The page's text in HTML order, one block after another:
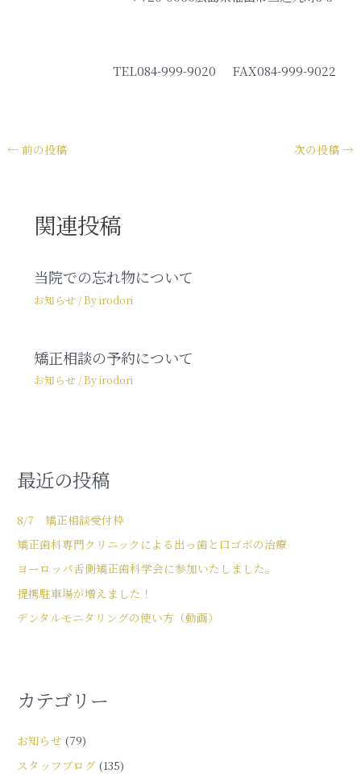
TEL084-999-9020 FAX084-999-9022
← 前の投稿 次の投稿 →
関連投稿
当院での忘れ物について
お知らせ / Byirodori
矯正相談の予約について
お知らせ / Byirodori
最近の投稿
8/7 矯正相談受付枠
矯正歯科専門クリニックによる出っ歯と口ゴボの治療
ヨーロッパ舌側矯正歯科学会に参加いたしました。
提携駐車場が増えました！
デンタルモニタリングの使い方（動画）
カテゴリー
お知らせ (79)
スタッフブログ (135)